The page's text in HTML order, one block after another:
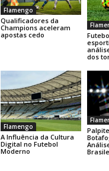
Flamengo
Qualificadores da
Champions aceleram
apostas cedo
dos
Flamengo
A Influência da Cultura
Digital no Futebol
Moderno